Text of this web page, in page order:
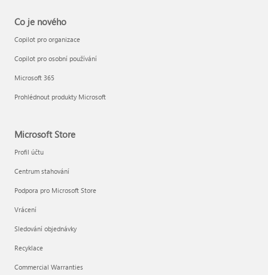
Co je nového
Copilot pro organizace
Copilot pro osobní používání
Microsoft 365
Prohlédnout produkty Microsoft
Microsoft Store
Profil účtu
Centrum stahování
Podpora pro Microsoft Store
Vrácení
Sledování objednávky
Recyklace
Commercial Warranties